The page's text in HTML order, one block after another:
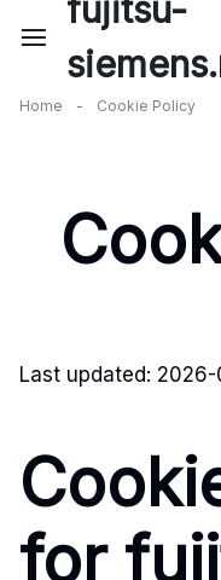
content
fujitsu-
Home - Cookie Policy
Last updated: 2026-
for